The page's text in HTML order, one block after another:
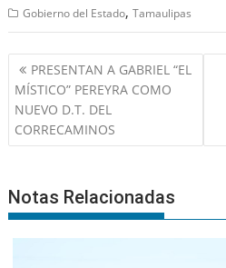
Gobierno del Estado,Tamaulipas
Navegación
de
entradas
PRESENTAN A GABRIEL “EL
MÍSTICO” PEREYRA COMO
NUEVO D.T. DEL
CORRECAMINOS
Notas Relacionadas